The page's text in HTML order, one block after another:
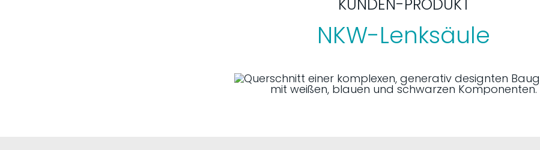
KUNDEN-PRODUKT
NKW-Lenksäule